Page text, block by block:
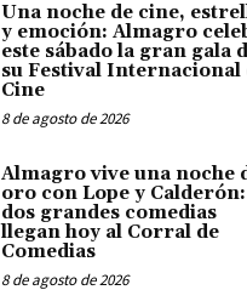
Una noche de cine,
y emoción: Almagro
este sábado la gran gala
su Festival Internacional
Cine
8 de agosto de 2026
Almagro vive una noche
oro con Lope y Calderón:
dos grandes comedias
llegan hoy al Corral de
Comedias
8 de agosto de 2026